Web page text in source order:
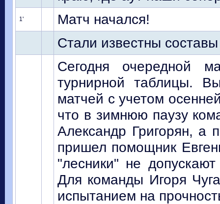
1'
Матч начался!
Стали известны
Сегодня очередной
турнирной таблицы.
матчей с учетом
что в зимнюю паузу
Александр Григорян, а
пришел помощник
"лесники" не
Для команды Игоря
испытанием на